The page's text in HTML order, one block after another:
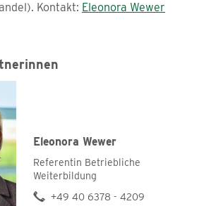
Kontakt: Eleonora Wewer
Eleonora Wewer
Referentin Betriebliche
Weiterbildung
+49 40 6378 - 4209